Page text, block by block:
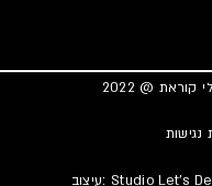
עיצוב: Studio Let’s